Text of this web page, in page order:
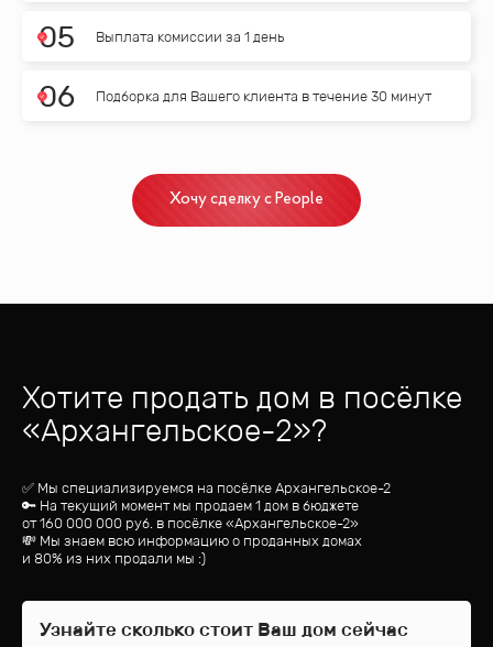
05 Выплата комиссии за 1 день
06 Подборка для Вашего клиента в течение 30 минут
Хочу сделку с People
Хотите продать дом в посёлке
«Архангельское-2»?
✅ Мы специализируемся на посёлкеАрхангельское-2
🔑 На текущий момент мы продаем 1 дом в бюджете
от160 000 000 руб. в посёлке «Архангельское-2»
💸 Мы знаем всю информацию о проданных домах
и 80% из них продали мы :)
Узнайте сколько стоит Ваш дом сейчас